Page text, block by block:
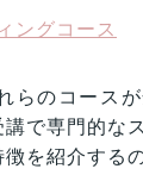
ングコース
らのコース
で専門的な
を紹介する